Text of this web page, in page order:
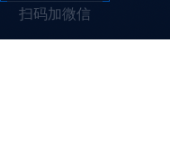
扫码加微信